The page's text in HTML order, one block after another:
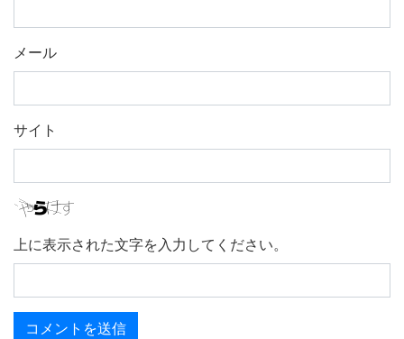
メール
サイト
上に表示された文字を入力してください。